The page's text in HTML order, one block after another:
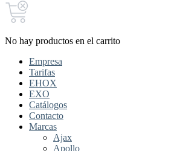
No hay productos en el carrito
Empresa
Tarifas
EHOX
EXO
Catálogos
Contacto
Marcas
Ajax
Apollo